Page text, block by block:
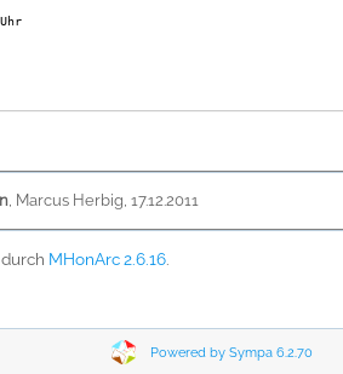
, Marcus Herbig, 17.12.2011
MHonArc 2.6.16.
Powered by Sympa 6.2.70